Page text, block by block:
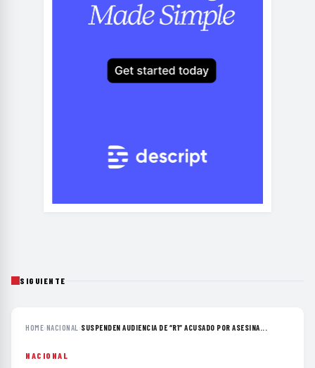
SIGUIENTE
HOME›NACIONAL ›SUSPENDEN AUDIENCIA DE “R1” ACUSADO POR ASESINA...
NACIONAL